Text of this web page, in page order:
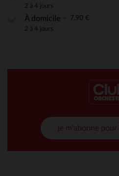
2 à 4 jours
À domicile 7,90 €
2 à 4 jours
je m'abonne pour